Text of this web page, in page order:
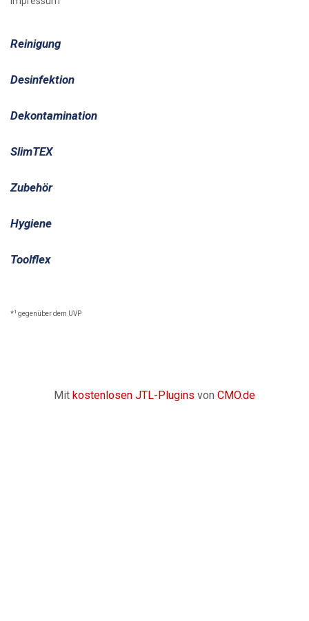
Reinigung
Desinfektion
Dekontamination
SlimTEX
Zubehör
Hygiene
Toolflex
*1 gegenüber dem UVP
Mit kostenlosen JTL-Plugins von CMO.de